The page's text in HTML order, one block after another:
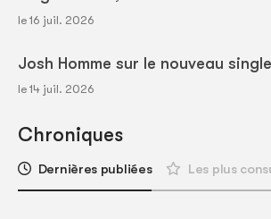
le 16 juil. 2026
Josh Homme sur le nouveau
le 14 juil. 2026
Chroniques
Dernières publiées Les plus